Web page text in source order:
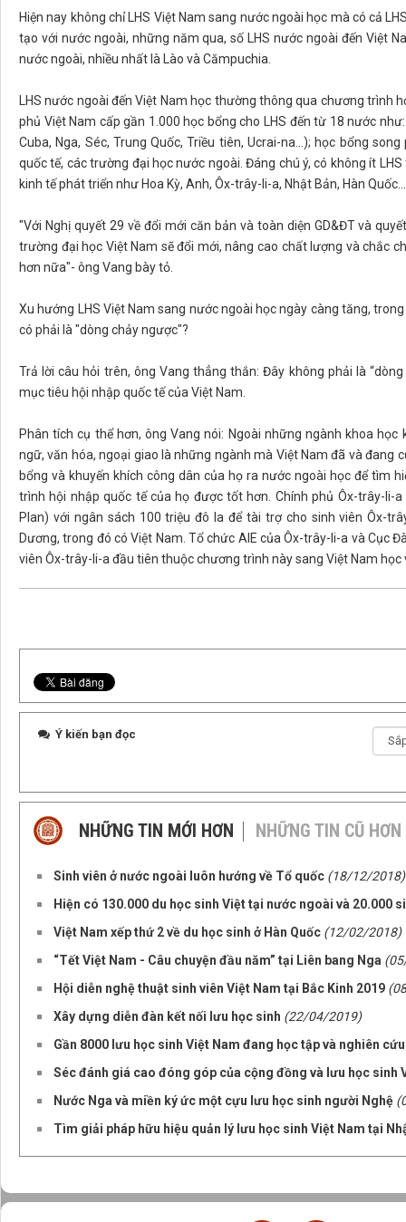
Hiện nay không chỉ LHS Việt Nam sang nước ngoài học mà có cả
tạo với nước ngoài, những năm qua, số LHS nước ngoài đến Việt
nước ngoài, nhiều nhất là Lào và Cămpuchia.
LHS nước ngoài đến Việt Nam học thường thông qua chương trình
phủ Việt Nam cấp gần 1.000 học bổng cho LHS đến từ 18 nước
Cuba, Nga, Séc, Trung Quốc, Triều tiên, Ucrai-na…); học bổng
quốc tế, các trường đại học nước ngoài. Đáng chú ý, có không ít
kinh tế phát triển như Hoa Kỳ, Anh, Ôx-trây-li-a, Nhật Bản, Hàn Quốc…
"Với Nghị quyết 29 về đổi mới căn bản và toàn diện GD&ĐT và
trường đại học Việt Nam sẽ đổi mới, nâng cao chất lượng và chắc
hơn nữa"- ông Vang bày tỏ.
Xu hướng LHS Việt Nam sang nước ngoài học ngày càng tăng,
có phải là "dòng chảy ngược"?
Trả lời câu hỏi trên, ông Vang thẳng thắn: Đây không phải là
mục tiêu hội nhập quốc tế của Việt Nam.
Phân tích cụ thể hơn, ông Vang nói: Ngoài những ngành khoa
ngữ, văn hóa, ngoại giao là những ngành mà Việt Nam đã và đang
bổng và khuyến khích công dân của họ ra nước ngoài học để tìm
trình hội nhập quốc tế của họ được tốt hơn. Chính phủ Ôx-trây-li-
Plan) với ngân sách 100 triệu đô la để tài trợ cho sinh viên Ôx-
Dương, trong đó có Việt Nam. Tổ chức AIE của Ôx-trây-li-a và Cục
viên Ôx-trây-li-a đầu tiên thuộc chương trình này sang Việt Nam học
Ý kiến bạn đọc
NHỮNG TIN MỚI HƠN NHỮNG TIN CŨ HƠN
Sinh viên ở nước ngoài luôn hướng về Tổ quốc (18/12/2018)
Hiện có 130.000 du học sinh Việt tại nước ngoài và 20.000
Việt Nam xếp thứ 2 về du học sinh ở Hàn Quốc (12/02/2018)
“Tết Việt Nam - Câu chuyện đầu năm” tại Liên bang Nga
Hội diễn nghệ thuật sinh viên Việt Nam tại Bắc Kinh 2019
Xây dựng diễn đàn kết nối lưu học sinh (22/04/2019)
Gần 8000 lưu học sinh Việt Nam đang học tập và nghiên
Séc đánh giá cao đóng góp của cộng đồng và lưu học sinh
Nước Nga và miền ký ức một cựu lưu học sinh người Nghệ
Tìm giải pháp hữu hiệu quản lý lưu học sinh Việt Nam tại